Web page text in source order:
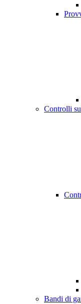
Controlli
Bandi di